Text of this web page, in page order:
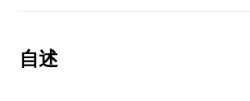
相机上的设置调整，就可以创作出符
要原因在于：摄影人对于数码相机的
在数码相机推广普及之后，由于数码
自述